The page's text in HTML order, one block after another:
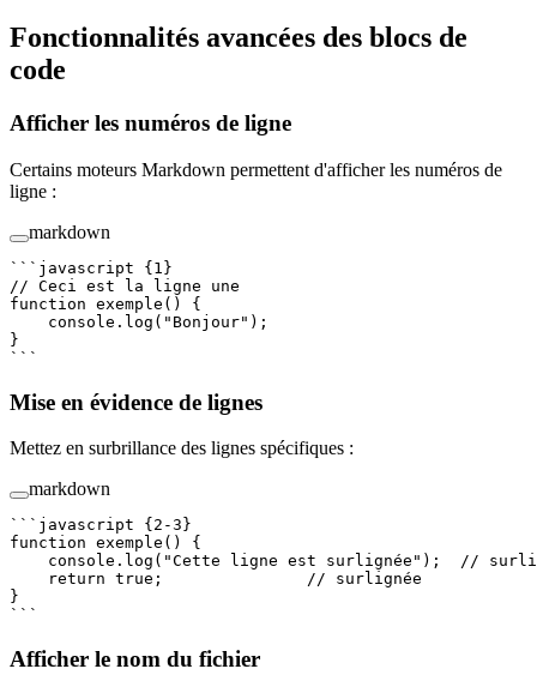
Fonctionnalités avancées des blocs de
code
Afficher les numéros de ligne
Certains moteurs Markdown permettent d'afficher les numéros de
ligne :
markdown
```javascript {1}
// Ceci est la ligne une
function exemple () {
    console.
log ( "Bonjour" );
}
```
Mise en évidence de lignes
Mettez en surbrillance des lignes spécifiques :
markdown
```javascript {2-3}
function exemple () {
    console.
log ( "Cette ligne est surlignée" ); //
    return
true ; // surlignée
}
```
Afficher le nom du fichier